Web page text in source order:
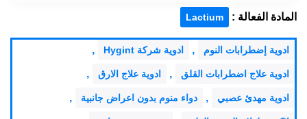
المادة الفعالة : Lactium
ادوية إضطرابات النوم , ادوية شركة Hygint ,
ادوية علاج اضطرابات القلق , ادوية علاج الارق ,
ادوية مهدئ عصبي , دواء منوم بدون اعراض جانبية ,